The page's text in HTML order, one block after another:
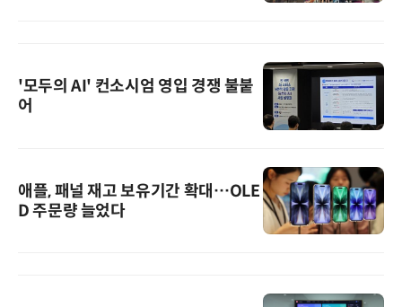
'모두의 AI' 컨소시엄 영입 경쟁 불붙
어
애플, 패널 재고 보유기간 확대…OLE
D 주문량 늘었다